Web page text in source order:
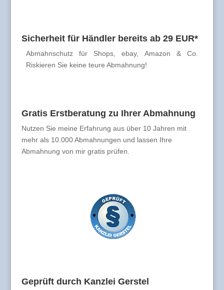
Sicherheit für Händler bereits ab 29 EUR*
Abmahnschutz für Shops, ebay, Amazon & Co.
Riskieren Sie keine teure Abmahnung!
Gratis Erstberatung zu Ihrer Abmahnung
Nutzen Sie meine Erfahrung aus über 10 Jahren mit
mehr als 10.000 Abmahnungen und lassen Ihre
Abmahnung von mir gratis prüfen.
Geprüft durch Kanzlei Gerstel